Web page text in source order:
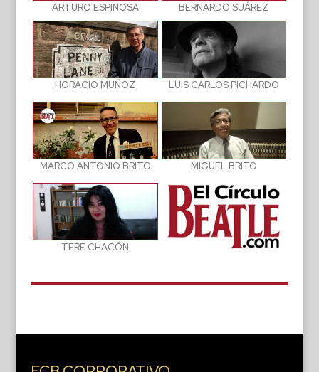
ARTURO ESPINOSA BERNARDO SUÁREZ
HORACIO MUÑOZ LUIS CARLOS PICHARDO
MARCO ANTONIO BRITO MIGUEL BRITO
TERE CHACÓN